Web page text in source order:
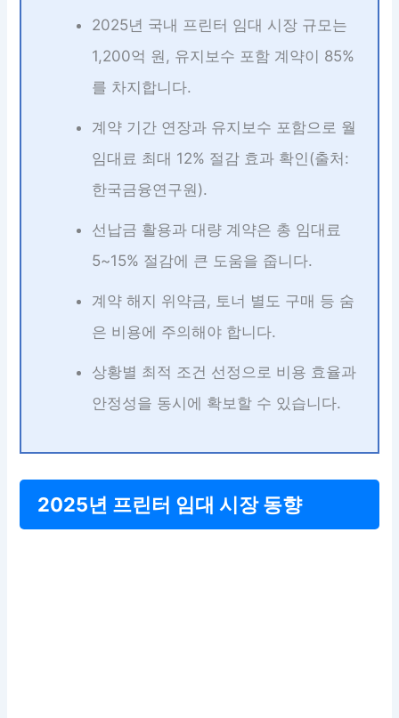
2025년 국내 프린터 임대 시장 규모는
1,200억 원, 유지보수 포함 계약이 85%
를 차지합니다.
계약 기간 연장과 유지보수 포함으로 월
임대료 최대 12% 절감 효과 확인(출처:
한국금융연구원).
선납금 활용과 대량 계약은 총 임대료
5~15% 절감에 큰 도움을 줍니다.
계약 해지 위약금, 토너 별도 구매 등 숨
은 비용에 주의해야 합니다.
상황별 최적 조건 선정으로 비용 효율과
안정성을 동시에 확보할 수 있습니다.
2025년 프린터 임대 시장 동향